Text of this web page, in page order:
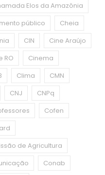
Elos da Amazônia
público
Cheia
CIN
Cine Araújo
RO
Cinema
Clima
CMN
CNJ
CNPq
Cofen
de Agricultura
Conab